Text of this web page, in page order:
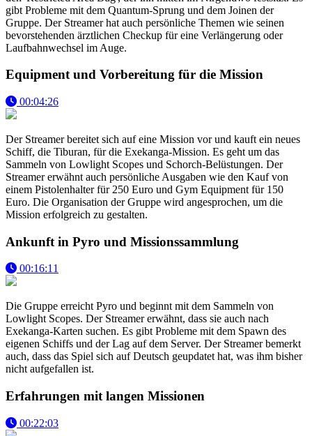
gibt Probleme mit dem Quantum-Sprung und dem Joinen der
Gruppe. Der Streamer hat auch persönliche Themen wie seinen
bevorstehenden ärztlichen Checkup für eine Verlängerung oder
Laufbahnwechsel im Auge.
Equipment und Vorbereitung für die Mission
00:04:26
Der Streamer bereitet sich auf eine Mission vor und kauft ein neues
Schiff, die Tiburan, für die Exekanga-Mission. Es geht um das
Sammeln von Lowlight Scopes und Schorch-Belüstungen. Der
Streamer erwähnt auch persönliche Ausgaben wie den Kauf von
einem Pistolenhalter für 250 Euro und Gym Equipment für 150
Euro. Die Organisation der Gruppe wird angesprochen, um die
Mission erfolgreich zu gestalten.
Ankunft in Pyro und Missionssammlung
00:16:11
Die Gruppe erreicht Pyro und beginnt mit dem Sammeln von
Lowlight Scopes. Der Streamer erwähnt, dass sie auch nach
Exekanga-Karten suchen. Es gibt Probleme mit dem Spawn des
eigenen Schiffs und der Lag auf dem Server. Der Streamer bemerkt
auch, dass das Spiel sich auf Deutsch geupdatet hat, was ihm bisher
nicht aufgefallen ist.
Erfahrungen mit langen Missionen
00:22:03